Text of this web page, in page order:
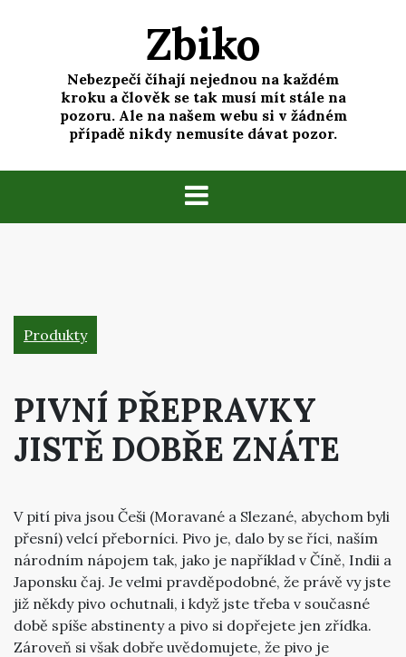
Zbiko
Nebezpečí číhají nejednou na každém
kroku a člověk se tak musí mít stále na
pozoru. Ale na našem webu si v žádném
případě nikdy nemusíte dávat pozor.
Produkty
PIVNÍ PŘEPRAVKY
JISTĚ DOBŘE ZNÁTE
V pití piva jsou Češi (Moravané a Slezané, abychom byli
přesní) velcí přeborníci. Pivo je, dalo by se říci, naším
národním nápojem tak, jako je například v Číně, Indii a
Japonsku čaj. Je velmi pravděpodobné, že právě vy jste
již někdy pivo ochutnali, i když jste třeba v současné
době spíše abstinenty a pivo si dopřejete jen zřídka.
Zároveň si však dobře uvědomujete, že pivo je